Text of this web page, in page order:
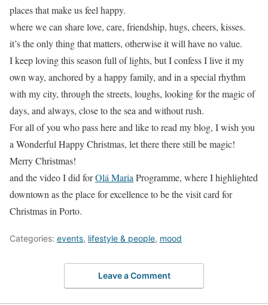
places that make us feel happy.
where we can share love, care, friendship, hugs, cheers, kisses.
it’s the only thing that matters, otherwise it will have no value.
I keep loving this season full of lights, but I confess I live it my
own way, anchored by a happy family, and in a special rhythm
with my city, through the streets, loughs, looking for the magic of
days, and always, close to the sea and without rush.
For all of you who pass here and like to read my blog, I wish you
a Wonderful Happy Christmas, let there there still be magic!
Merry Christmas!
and the video I did forOlá Maria Programme, where I highlighted
downtown as the place for excellence to be the visit card for
Christmas in Porto.
Categories: events, lifestyle & people, mood
Leave a Comment